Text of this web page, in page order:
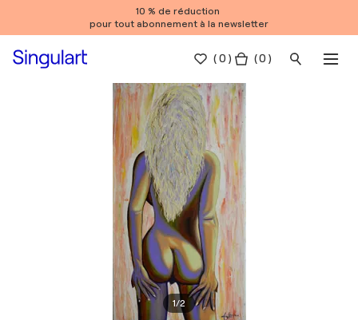
10 % de réduction
pour tout abonnement à la newsletter
(0 ) ( 0 )
1/2